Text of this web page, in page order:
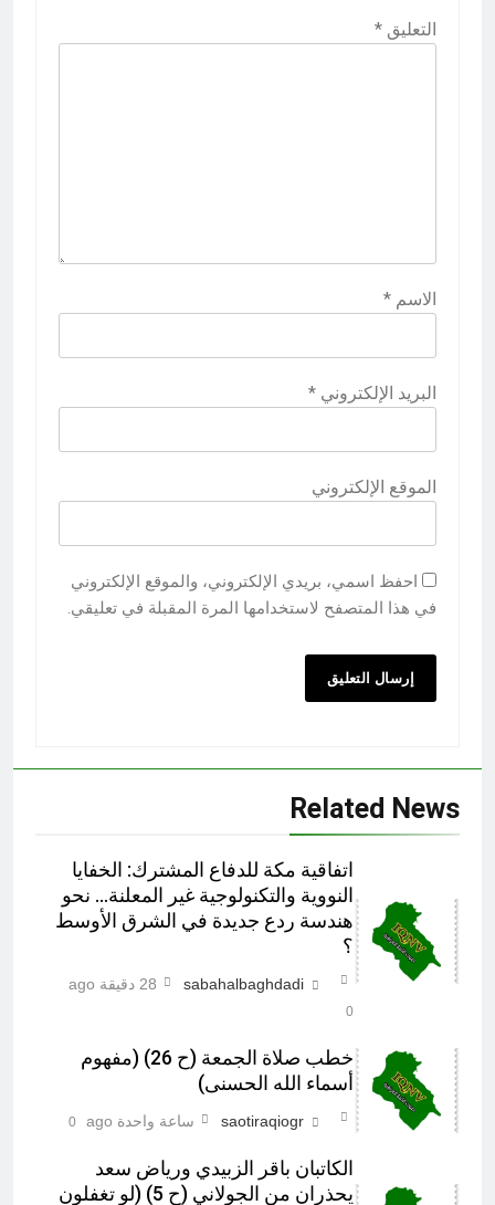
التعليق *
الاسم *
البريد الإلكتروني *
الموقع الإلكتروني
احفظ اسمي، بريدي الإلكتروني، والموقع الإلكتروني
في هذا المتصفح لاستخدامها المرة المقبلة في تعليقي.
Related News
اتفاقية مكة للدفاع المشترك: الخفايا
النووية والتكنولوجية غير المعلنة… نحو
هندسة ردع جديدة في الشرق الأوسط
؟
sabahalbaghdadi 28 دقيقة ago
0
خطب صلاة الجمعة (ح 26) (مفهوم
أسماء الله الحسنى)
saotiraqiogr ساعة واحدة ago 0
الكاتبان باقر الزبيدي ورياض سعد
يحذران من الجولاني (ح 5) (لو تغفلون